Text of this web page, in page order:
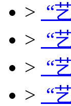
> “
> “
> “
> “